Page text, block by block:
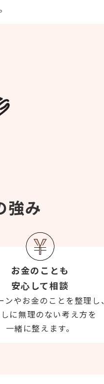
強み
お金のことも
安心して相談
ンやお金のことを整理し、
に無理のない考え方を
一緒に整えます。